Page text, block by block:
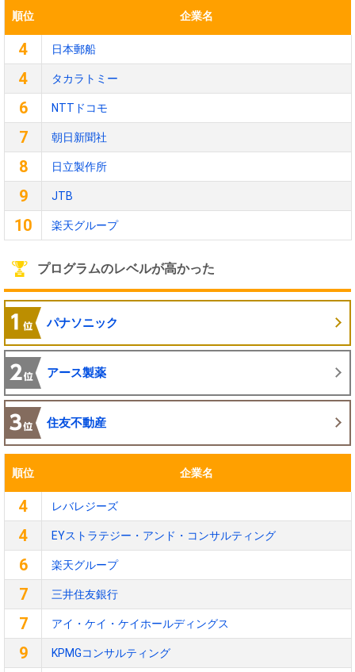
順位 企業名
4 日本郵船
4 タカラトミー
6 NTTドコモ
7 朝日新聞社
8 日立製作所
9 JTB
10 楽天グループ
プログラムのレベルが高かった
パナソニック
アース製薬
住友不動産
順位 企業名
4 レバレジーズ
4 EYストラテジー・アンド・コンサルティング
6 楽天グループ
7 三井住友銀行
7 アイ・ケイ・ケイホールディングス
9 KPMGコンサルティング